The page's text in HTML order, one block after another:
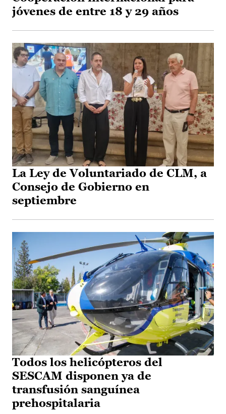
jóvenes de entre 18 y 29 años
La Ley de Voluntariado de CLM, a
Consejo de Gobierno en
septiembre
Todos los helicópteros del
SESCAM disponen ya de
transfusión sanguínea
prehospitalaria